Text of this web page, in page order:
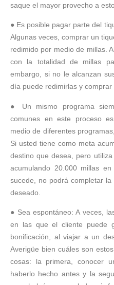
saque el mayor provecho a
● Es posible pagar parte del
Algunas veces, comprar un
redimido por medio de millas.
con la totalidad de millas
embargo, si no le alcanzan
día puede redimirlas y comprar
● Un mismo programa
comunes en este proceso
medio de diferentes
Si usted tiene como meta
destino que desea, pero
acumulando 20.000 millas
sucede, no podrá completar
deseado.
● Sea espontáneo: A veces,
en las que el cliente puede
bonificación, al viajar a un
Averigüe bien cuáles son
cosas: la primera, conocer
haberlo hecho antes y la